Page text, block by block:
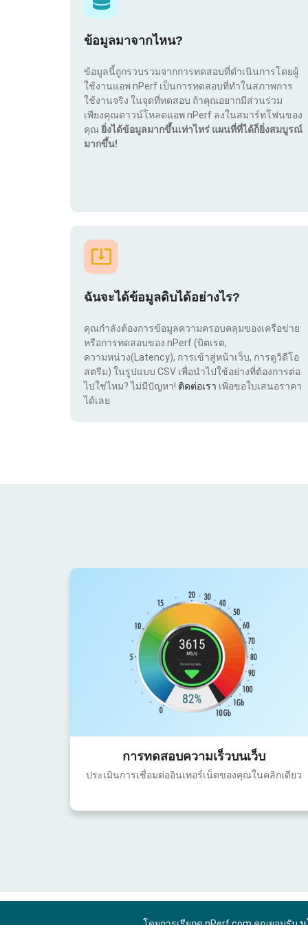
ข้อมูลมาจากไหน?
ข้อมูลนี้ถูกรวบรวมจากการทดสอบที่ดำเนินการโดยผู้
ใช้งานแอพ nPerf เป็นการทดสอบที่ทำในสภาพการ
ใช้งานจริง ในจุดที่ทดสอบ ถ้าคุณอยากมีส่วนร่วม
เพียงคุณดาวน์โหลดแอพ nPerf ลงในสมาร์ทโฟนของ
คุณยิ่งได้ข้อมูลมากขึ้นเท่าไหร่ แผนที่ที่ได้ก็ยิ่งสมบูรณ์
มากขึ้น!
ฉันจะได้ข้อมูลดิบได้อย่างไร?
คุณกำลังต้องการข้อมูลความครอบคลุมของเครือข่าย
หรือการทดสอบของ nPerf (บิตเรต,
ความหน่วง(Latency), การเข้าสู่หน้าเว็บ, การดูวิดีโอ
สตรีม) ในรูปแบบ CSV เพื่อนำไปใช้อย่างที่ต้องการต่อ
ไปใช่ไหม? ไม่มีปัญหา! ติดต่อเรา เพิ่อขอใบเสนอราคา
ได้เลย
การทดสอบความเร็วบนเว็บ
ประเมินการเชื่อมต่ออินเทอร์เน็ตของคุณในคลิกเดียว